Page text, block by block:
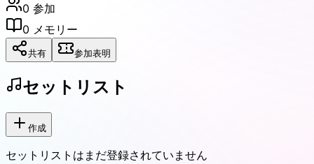
0 参加
0 メモリー
共有 参加表明
セットリスト
作成
セットリストはまだ登録されていません